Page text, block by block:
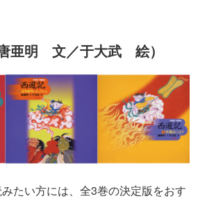
亜明 文／于大武 絵）
たい方には、全3巻の決定版をおす